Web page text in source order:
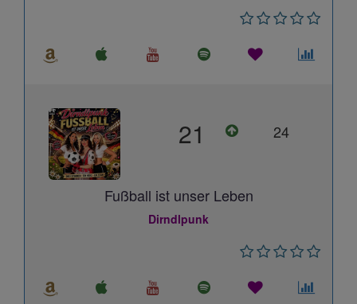
21 24
Fußball ist unser Leben
Dirndlpunk